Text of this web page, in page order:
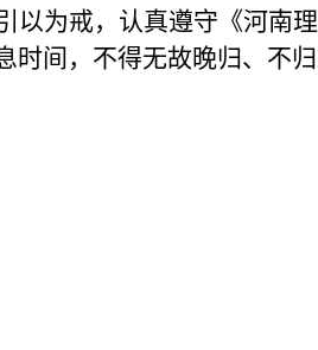
以为戒，认真遵守《河南
时间，不得无故晚归、不归